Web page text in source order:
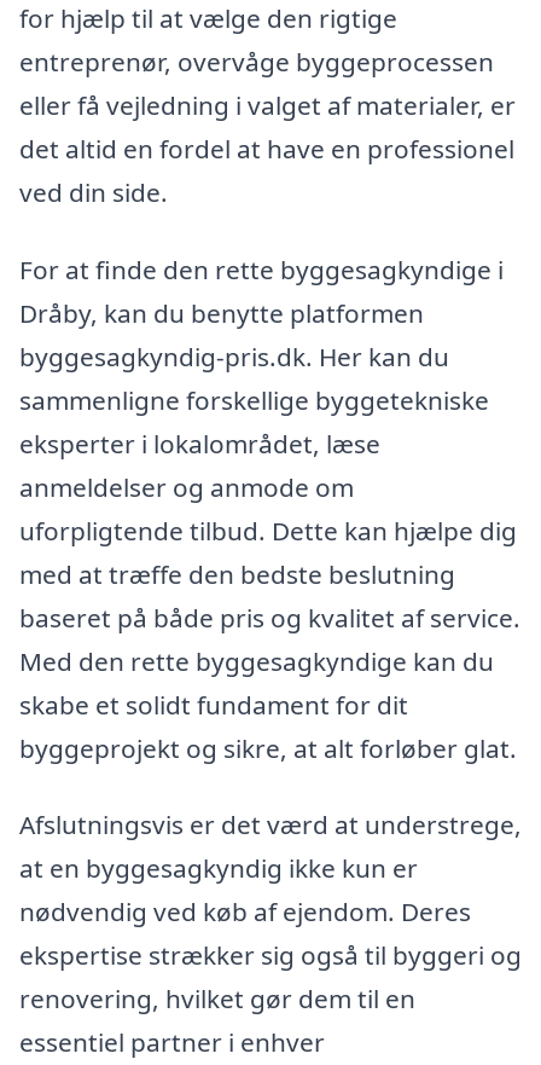
for hjælp til at vælge den rigtige
entreprenør, overvåge byggeprocessen
eller få vejledning i valget af materialer, er
det altid en fordel at have en professionel
ved din side.
For at finde den rette byggesagkyndige i
Dråby, kan du benytte platformen
byggesagkyndig-pris.dk. Her kan du
sammenligne forskellige byggetekniske
eksperter i lokalområdet, læse
anmeldelser og anmode om
uforpligtende tilbud. Dette kan hjælpe dig
med at træffe den bedste beslutning
baseret på både pris og kvalitet af service.
Med den rette byggesagkyndige kan du
skabe et solidt fundament for dit
byggeprojekt og sikre, at alt forløber glat.
Afslutningsvis er det værd at understrege,
at en byggesagkyndig ikke kun er
nødvendig ved køb af ejendom. Deres
ekspertise strækker sig også til byggeri og
renovering, hvilket gør dem til en
essentiel partner i enhver